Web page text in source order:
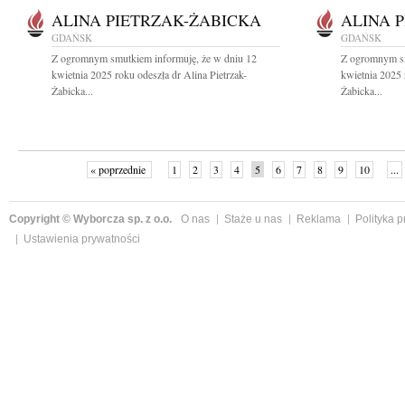
ALINA PIETRZAK-ŻABICKA
GDAŃSK
Z ogromnym smutkiem informuję, że w dniu 12
kwietnia 2025 roku odeszła dr Alina Pietrzak-
Żabicka...
ALINA
GDAŃSK
Z ogromnym
kwietnia 2025
Żabicka...
« poprzednie 1 2 3 4 5 6 7 8 9 10 ...
Copyright © Wyborcza sp. z o.o. O nas Staże u nas Reklama
Polityka
Ustawienia prywatności